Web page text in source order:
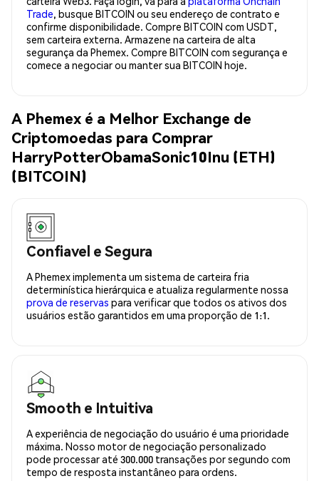
Trade, busque BITCOIN ou seu endereço de contrato e
confirme disponibilidade. Compre BITCOIN com USDT,
sem carteira externa. Armazene na carteira de alta
segurança da Phemex. Compre BITCOIN com segurança e
comece a negociar ou manter sua BITCOIN hoje.
A Phemex é a Melhor Exchange de
Criptomoedas para Comprar
HarryPotterObamaSonic10Inu (ETH)
(BITCOIN)
Confiavel e Segura
A Phemex implementa um sistema de carteira fria
determinística hierárquica e atualiza regularmente nossa
prova de reservas para verificar que todos os ativos dos
usuários estão garantidos em uma proporção de 1:1.
Smooth e Intuitiva
A experiência de negociação do usuário é uma prioridade
máxima. Nosso motor de negociação personalizado
pode processar até 300.000 transações por segundo com
tempo de resposta instantâneo para ordens.